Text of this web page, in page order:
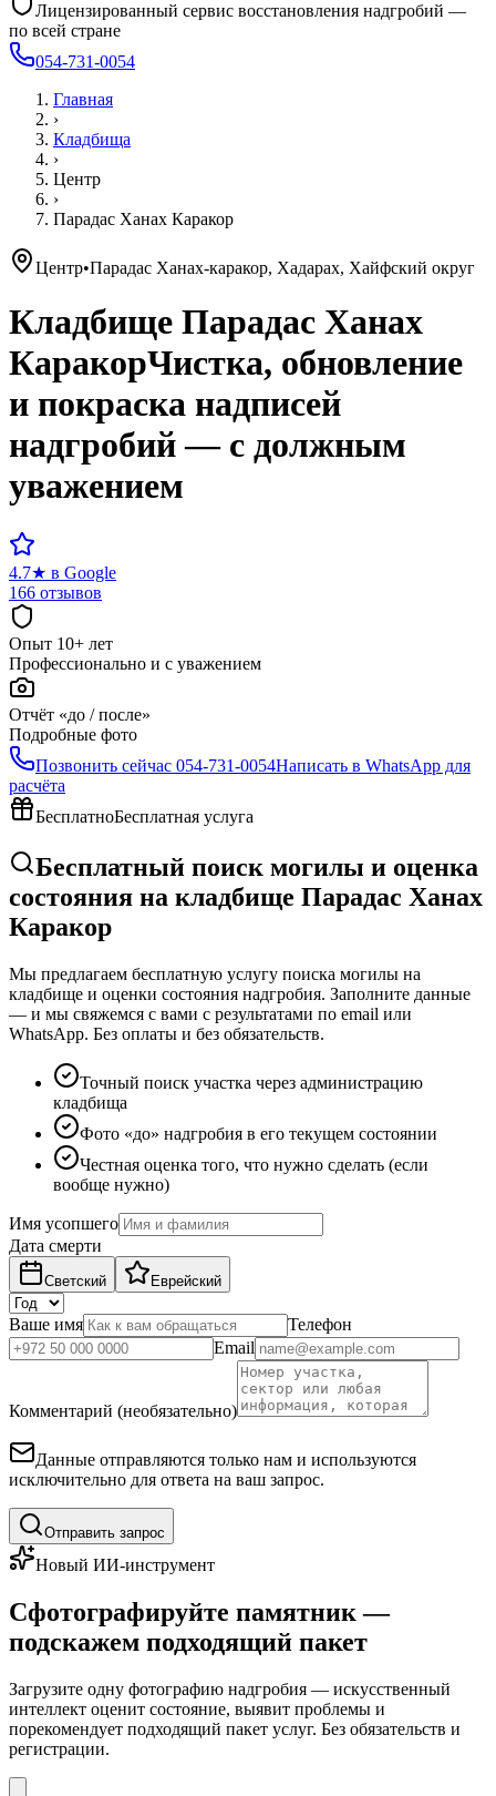
Лицензированный сервис восстановления надгробий —
по всей стране
054-731-0054
Главная
›
Кладбища
›
Центр
›
Парадас Ханах Каракор
Центр•Парадас Ханах-каракор, Хадарах, Хайфский округ
Кладбище Парадас Ханах
КаракорЧистка, обновление
и покраска надписей
надгробий — с должным
уважением
4.7★ в Google
166 отзывов
Опыт 10+ лет
Профессионально и с уважением
Отчёт «до / после»
Подробные фото
Позвонить сейчас 054-731-0054Написать в WhatsApp для
расчёта
БесплатноБесплатная услуга
Бесплатный поиск могилы и оценка
состояния на кладбище Парадас Ханах
Каракор
Мы предлагаем бесплатную услугу поиска могилы на
кладбище и оценки состояния надгробия. Заполните данные
— и мы свяжемся с вами с результатами по email или
WhatsApp. Без оплаты и без обязательств.
Точный поиск участка через администрацию
кладбища
Фото «до» надгробия в его текущем состоянии
Честная оценка того, что нужно сделать (если
вообще нужно)
Имя усопшего
Дата смерти
Светский Еврейский
Ваше имя
Телефон
Email
Комментарий (необязательно)
Данные отправляются только нам и используются
исключительно для ответа на ваш запрос.
Отправить запрос
Новый ИИ-инструмент
Сфотографируйте памятник —
подскажем подходящий пакет
Загрузите одну фотографию надгробия — искусственный
интеллект оценит состояние, выявит проблемы и
порекомендует подходящий пакет услуг. Без обязательств и
регистрации.